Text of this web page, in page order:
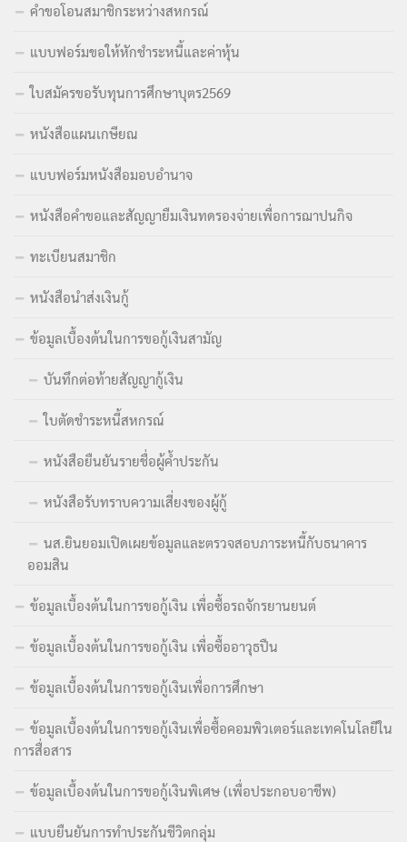
คำขอโอนสมาชิกระหว่างสหกรณ์
แบบฟอร์มขอให้หักชำระหนี้และค่าหุ้น
ใบสมัครขอรับทุนการศึกษาบุตร2569
หนังสือแผนเกษียณ
แบบฟอร์มหนังสือมอบอำนาจ
หนังสือคำขอและสัญญายืมเงินทดรองจ่ายเพื่อการฌาปนกิจ
ทะเบียนสมาชิก
หนังสือนำส่งเงินกู้
ข้อมูลเบื้องต้นในการขอกู้เงินสามัญ
บันทึกต่อท้ายสัญญากู้เงิน
ใบตัดชำระหนี้สหกรณ์
หนังสือยืนยันรายชื่อผู้ค้ำประกัน
หนังสือรับทราบความเสี่ยงของผู้กู้
นส.ยินยอมเปิดเผยข้อมูลและตรวจสอบภาระหนี้กับธนาคาร
ออมสิน
ข้อมูลเบื้องต้นในการขอกู้เงิน เพื่อซื้อรถจักรยานยนต์
ข้อมูลเบื้องต้นในการขอกู้เงิน เพื่อซื้ออาวุธปืน
ข้อมูลเบื้องต้นในการขอกู้เงินเพื่อการศึกษา
ข้อมูลเบื้องต้นในการขอกู้เงินเพื่อซื้อคอมพิวเตอร์และเทคโนโลยีใน
การสื่อสาร
ข้อมูลเบื้องต้นในการขอกู้เงินพิเศษ (เพื่อประกอบอาชีพ)
แบบยืนยันการทำประกันชีวิตกลุ่ม